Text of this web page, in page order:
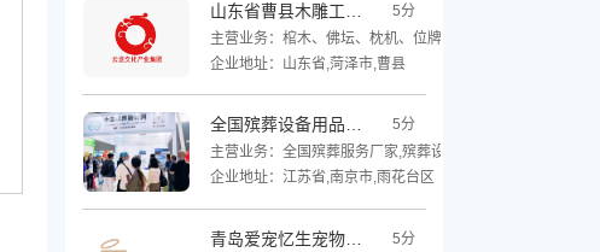
5分
主营业务：棺木、佛坛、枕机、位牌、木质餐托、祭坛、纺
企业地址：山东省,菏泽市,曹县
全国殡葬设备用品厂家
5分
主营业务：全国殡葬服务厂家,殡葬设备,殡葬用品类别,殡葬
企业地址：江苏省,南京市,雨花台区
5分